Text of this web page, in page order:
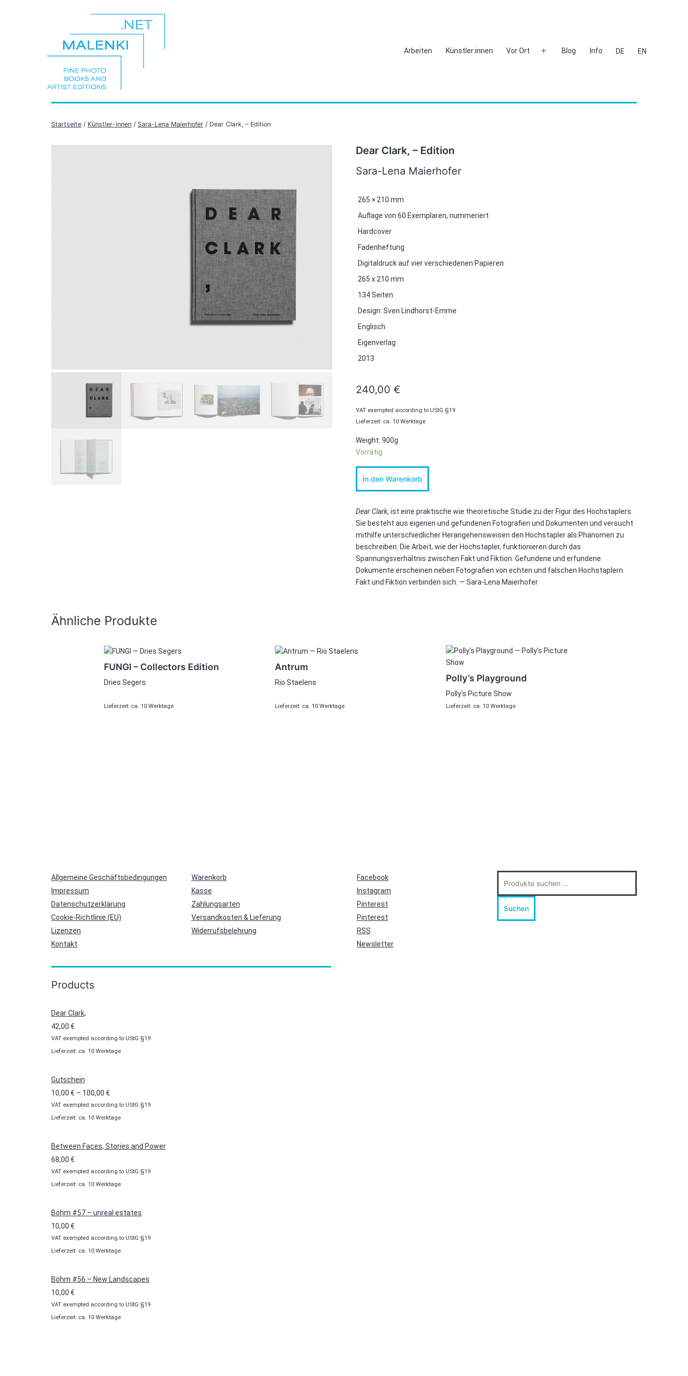
Arbeiten Künstler:innen Vor Ort
Menü
Blog Info DE EN
Startseite / Künstler-innen / Sara-Lena Maierhofer / Dear Clark, – Edition
Dear Clark, – Edition
Sara-Lena Maierhofer
265 × 210 mm
Auflage von 60 Exemplaren, nummeriert
Hardcover
Fadenheftung
Digitaldruck auf vier verschiedenen Papieren
265 x 210 mm
134 Seiten
Design: Sven Lindhorst-Emme
Englisch
Eigenverlag
2013
240,00 €
VAT exempted according to UStG §19
Lieferzeit: ca. 10 Werktage
Weight: 900g
Vorrätig
Clark,
-
Menge
In den Warenkorb
Dear Clark, ist eine praktische wie theoretische Studie zu der Figur des Hochstaplers.
Sie besteht aus eigenen und gefundenen Fotografien und Dokumenten und versucht
mithilfe unterschiedlicher Herangehensweisen den Hochstapler als Phänomen zu
beschreiben. Die Arbeit, wie der Hochstapler, funktionieren durch das
Spannungsverhältnis zwischen Fakt und Fiktion: Gefundene und erfundene
Dokumente erscheinen neben Fotografien von echten und falschen Hochstaplern.
Fakt und Fiktion verbinden sich. — Sara-Lena Maierhofer
Ähnliche Produkte
FUNGI – Collectors Edition
Dries Segers
Lieferzeit: ca. 10 Werktage
Antrum
Rio Staelens
Lieferzeit: ca. 10 Werktage
Polly’s Playground
Polly’s Picture Show
Lieferzeit: ca. 10 Werktage
Allgemeine Geschäftsbedingungen
Impressum
Datenschutzerklärung
Cookie-Richtlinie (EU)
Lizenzen
Kontakt
Warenkorb
Kasse
Zahlungsarten
Versandkosten & Lieferung
Widerrufsbelehrung
Facebook
Instagram
Pinterest
Pinterest
RSS
Newsletter
nach:
Suchen
Products
Dear Clark,
42,00 €
VAT exempted according to UStG §19
Lieferzeit: ca. 10 Werktage
Gutschein
10,00 € – 100,00 €
10,00 €
bis
VAT exempted according to UStG §19
Lieferzeit: ca. 10 Werktage
Between Faces, Stories and Power
68,00 €
VAT exempted according to UStG §19
Lieferzeit: ca. 10 Werktage
Böhm #57 – unreal estates
10,00 €
VAT exempted according to UStG §19
Lieferzeit: ca. 10 Werktage
Böhm #56 – New Landscapes
10,00 €
VAT exempted according to UStG §19
Lieferzeit: ca. 10 Werktage